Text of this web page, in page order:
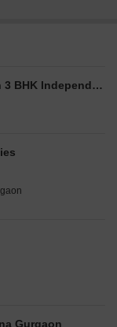
Popular Localities in Sohna Gurgaon with 3 BHK Independent Houses
Gurgaon